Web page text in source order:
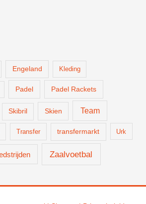
Engeland Kleding
Padel Padel Rackets
Skibril Skien Team
Transfer transfermarkt Urk
Zaalvoetbal